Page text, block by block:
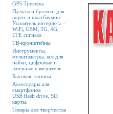
GPS Трекеры
Пульты и брелоки для
ворот и шлагбаумов
Усилитель интернета -
WiFi, GSM, 3G, 4G,
LTE сигнала
ТВ-кронштейны
Инструменты,
мультиметры, все для
пайки, цифровые и
лазерные измерители
Бытовая техника
Аксессуары для
смартфонов
USB flash drive, SD
карты.
Товары для творчества